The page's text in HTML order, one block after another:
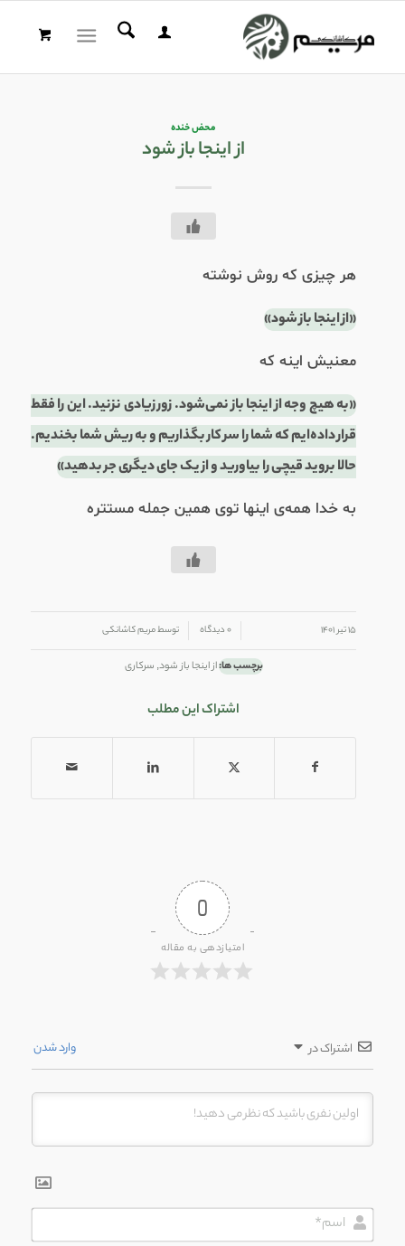
محض خنده
از اینجا باز شود
هر چیزی که روش نوشته
«از اینجا باز شود»
معنیش اینه که
«به هیچ وجه از اینجا باز نمی‌شود. زور زیادی نزنید. این را فقط
قرار داده‌ایم که شما را سر کار بگذاریم و به ریش شما بخندیم.
حالا بروید قیچی را بیاورید و از یک جای دیگری جر بدهید»
به خدا همه‌ی اینها توی همین جمله مستتره
۱۵ تیر ۱۴۰۱ ۰ دیدگاه توسطمریم کاشانکی
برچسب ها:از اینجا باز شود, سرکاری
اشتراک این مطلب
0
امتیازدهی به مقاله
اشتراک در وارد شدن
اسم*